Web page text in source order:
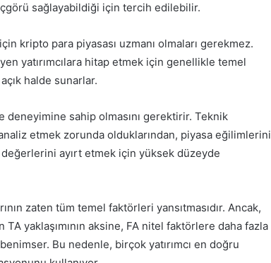
içgörü sağlayabildiği için tercih edilebilir.
kripto para piyasası uzmanı olmaları gerekmez.
yatırımcılara hitap etmek için genellikle temel
halde sunarlar.
deneyimine sahip olmasını gerektirir. Teknik
etmek zorunda olduklarından, piyasa eğilimlerini
ayırt etmek için yüksek düzeyde
zaten tüm temel faktörleri yansıtmasıdır. Ancak,
yaklaşımının aksine, FA nitel faktörlere daha fazla
Bu nedenle, birçok yatırımcı en doğru